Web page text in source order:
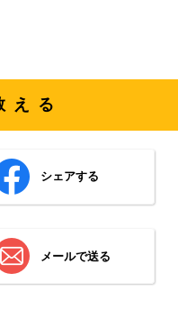
える
シェアする
メールで送る